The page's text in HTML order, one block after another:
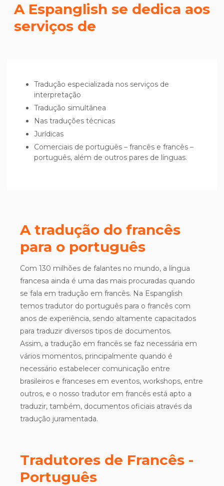
A Espanglish se dedica aos
serviços de
Tradução especializada nos serviços de
interpretação
Tradução simultânea
Nas traduções técnicas
Jurídicas
Comerciais de português – francês e francês –
português, além de outros pares de línguas.
A tradução do francês
para o português
Com 130 milhões de falantes no mundo, a língua
francesa ainda é uma das mais procuradas quando
se fala em tradução em francês. Na Espanglish
temos tradutor do português para o francês com
anos de experiência, sendo altamente capacitados
para traduzir diversos tipos de documentos.
Assim, a tradução em francês se faz necessária em
vários momentos, principalmente quando é
necessário estabelecer comunicação entre
brasileiros e franceses em eventos, workshops, entre
outros, e o nosso tradutor em francês está apto a
traduzir, também, documentos oficiais através da
tradução juramentada.
Tradutores de Francês -
Português